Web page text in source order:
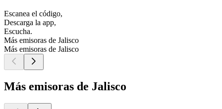
Escanea el código,
Descarga la app,
Escucha.
Más emisoras de Jalisco
Más emisoras de Jalisco
Más emisoras de Jalisco